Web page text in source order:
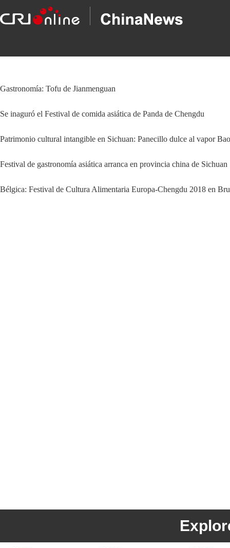
Gastronomía: Tofu de Jianmenguan
Se inaguró el Festival de comida asiática de Panda de Chengdu
Patrimonio cultural intangible en Sichuan: Panecillo dulce al vapor
Festival de gastronomía asiática arranca en provincia china de Sichuan
Bélgica: Festival de Cultura Alimentaria Europa-Chengdu 2018 en